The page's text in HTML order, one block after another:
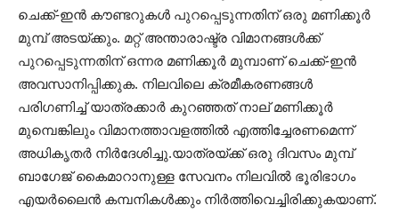
ചെക്ക്-ഇൻ കൗണ്ടറുകൾ പുറപ്പെടുന്നതിന് ഒരു മണിക്കൂർ
മുമ്പ് അടയ്ക്കും. മറ്റ് അന്താരാഷ്ട്ര വിമാനങ്ങൾക്ക്
പുറപ്പെടുന്നതിന് ഒന്നര മണിക്കൂർ മുമ്പാണ് ചെക്ക്-ഇൻ
അവസാനിപ്പിക്കുക. നിലവിലെ ക്രമീകരണങ്ങൾ
പരിഗണിച്ച് യാത്രക്കാർ കുറഞ്ഞത് നാല് മണിക്കൂർ
മുമ്പെങ്കിലും വിമാനത്താവളത്തിൽ എത്തിച്ചേരണമെന്ന്
അധികൃതർ നിർദേശിച്ചു.യാത്രയ്ക്ക് ഒരു ദിവസം മുമ്പ്
ബാഗേജ് കൈമാറാനുള്ള സേവനം നിലവിൽ ഭൂരിഭാഗം
എയർലൈൻ കമ്പനികൾക്കും നിർത്തിവെച്ചിരിക്കുകയാണ്.